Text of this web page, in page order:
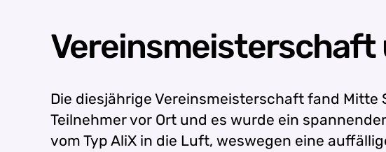
Die diesjährige Vereinsmeisterschaft fand
Teilnehmer vor Ort und es wurde ein
vom Typ AliX in die Luft, weswegen eine